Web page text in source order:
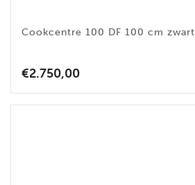
Cookcentre 100 DF 100 cm zwart
€2.750,00